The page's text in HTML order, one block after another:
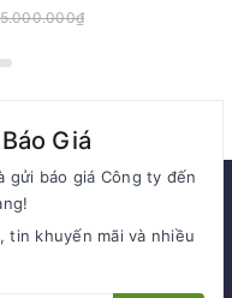
Series
Giá
gửi báo giá Công ty đến
tin khuyến mãi và nhiều